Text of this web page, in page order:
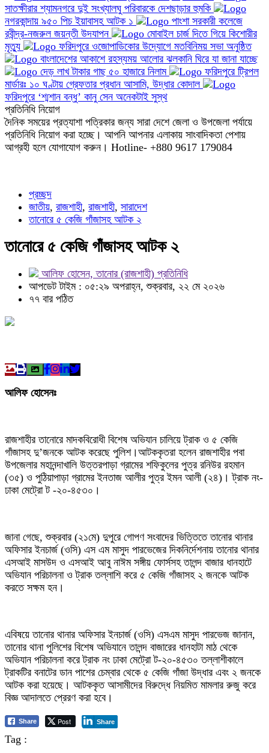
সাতক্ষীরার শ্যামনগরে দুই সংখ্যালঘু পরিবারকে দেশছাড়ার হুমকি
নগরকান্দায় ৯৫০ পিচ ইয়াবাসহ আটক ১
পাংশা সরকারী কলেজে
রবীন্দ্র-নজরুল জয়ন্তী উদযাপন
মোবাইল চার্জ দিতে গিয়ে কিশোরীর
মৃত্যু
ফরিদপুরে ওজোপাডিকোর উদ্যোগে মতবিনিময় সভা অনুষ্ঠিত
বাংলাদেশের আকাশে রহস্যময় আলোর ঝলকানি ঘিরে যা জানা যাচ্ছে
দেড় লাখ টাকার গাছ ৫০ হাজারে নিলাম
ফরিদপুরে ট্রিপল
মার্ডারঃ ১০ ঘণ্টায় গ্রেফতার প্রধান আসামি, উদ্ধার কোদাল
ফরিদপুরে ‘শ্মশান বন্ধু’ কানু সেন অনেকটাই সুস্থ
প্রতিনিধি নিয়োগ
দৈনিক সময়ের প্রত্যাশা পত্রিকার জন্য সারা দেশে জেলা ও উপজেলা পর্যায়ে
প্রতিনিধি নিয়োগ করা হচ্ছে। আপনি আপনার এলাকায় সাংবাদিকতা পেশায়
আগ্রহী হলে যোগাযোগ করুন। Hotline- +880 9617 179084
প্রচ্ছদ
জাতীয়, রাজশাহী, রাজশাহী, সারাদেশ
তানোরে ৫ কেজি গাঁজাসহ আটক ২
তানোরে ৫ কেজি গাঁজাসহ আটক ২
আলিফ হোসেন, তানোর (রাজশাহী) প্রতিনিধি
আপডেট টাইম : ০৫:২৯ অপরাহ্ন, শুক্রবার, ২২ মে ২০২৬
৭৭ বার পঠিত
আলিফ হোসেনঃ
রাজশাহীর তানোরে মাদকবিরোধী বিশেষ অভিযান চালিয়ে ট্রাক ও ৫ কেজি
গাঁজাসহ দু’জনকে আটক করেছে পুলিশ।আটককৃতরা হলেন রাজশাহীর পবা
উপজেলার মহানন্দাখালি উত্তরপাড়া গ্রামের শফিকুলের পুত্র রনিউর রহমান
(৩৫) ও পুঠিয়াপাড়া গ্রামের ইনতাজ আলীর পুত্র ইমন আলী (২৪)। ট্রাক নং-
ঢাকা মেট্রো ট -২০-৪৫৩০।
জানা গেছে, শুক্রবার (২১মে) দুপুরে গোপণ সংবাদের ভিত্তিতে তানোর থানার
অফিসার ইনচার্জ (ওসি) এস এম মাসুদ পারভেজের দিকনির্দেশনায় তানোর থানার
এসআই মাসউদ ও এসআই আবু নাঈম সঙ্গীয় ফোর্সসহ তালন্দ বাজার ধানহাটে
অভিযান পরিচালনা ও ট্রাক তল্লাশি করে ৫ কেজি গাঁজাসহ ২ জনকে আটক
করতে সক্ষম হন।
এবিষয়ে তানোর থানার অফিসার ইনচার্জ (ওসি) এসএম মাসুদ পারভেজ জানান,
তানোর থানা পুলিশের বিশেষ অভিযানে তালন্দ বাজারের ধানহাটা মাঠ থেকে
অভিযান পরিচালনা করে ট্রাক নং ঢাকা মেট্রো ট-২০-৪৫৩০ তল্লাশীকালে
ট্রাকটির বনাটের ডান পাশের চেম্বার থেকে ৫ কেজি গাঁজা উদ্ধার এবং ২ জনকে
আটক করা হয়েছে। আটককৃত আসামীদের বিরুদ্ধে নিয়মিত মামলার রুজু করে
বিজ্ঞ আদালতে প্রেরণ করা হবে।
Share Post Share
Tag :